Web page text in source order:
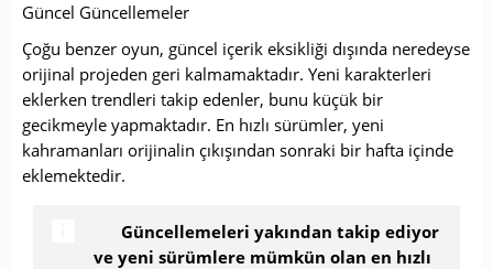
Güncel Güncellemeler
Çoğu benzer oyun, güncel içerik eksikliği dışında neredeyse
orijinal projeden geri kalmamaktadır. Yeni karakterleri
eklerken trendleri takip edenler, bunu küçük bir
gecikmeyle yapmaktadır. En hızlı sürümler, yeni
kahramanları orijinalin çıkışından sonraki bir hafta içinde
eklemektedir.
Güncellemeleri yakından takip ediyor
ve yeni sürümlere mümkün olan en hızlı